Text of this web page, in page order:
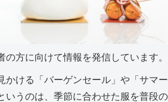
の方に向けて情報を発信しています。
かける「バーゲンセール」や「サマー
いうのは、季節に合わせた服を普段の